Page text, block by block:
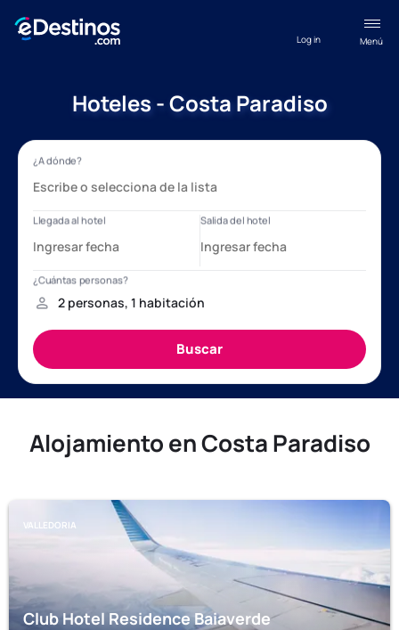
Menú
Log in
Hoteles - Costa Paradiso
Alojamiento en Costa Paradiso
VALLEDORIA
Club Hotel Residence Baiaverde